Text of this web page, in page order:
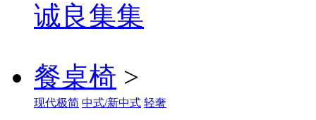
诚良集
餐桌椅 >
现代极简 中式/新中式 轻奢